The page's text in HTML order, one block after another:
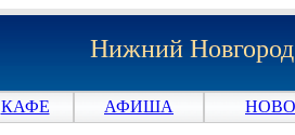
Нижний Новгород
КАФЕ АФИША